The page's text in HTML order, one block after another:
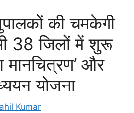
की चमकेगी
38 जिलों में शुरू
मानचित्रण’ और
योजना
Kumar